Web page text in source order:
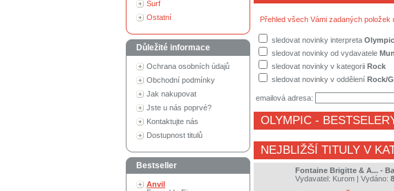
Surf
Ostatní
Důležité informace
Ochrana osobních údajů
Obchodní podmínky
Jak nakupovat
Jste u nás poprvé?
Kontaktujte nás
Dostupnost titulů
Bestseller
Anvil
Přehled všech Vámi zadaných položek
sledovat novinky interpreta Olympic
sledovat novinky od vydavatele
sledovat novinky v kategorii Rock
sledovat novinky v oddělení Rock/
emailová adresa:
OLYMPIC -
NEJBLIŽŠÍ TITULY V
Fontaine Brigitte & A... -
Vydavatel: Kurom | Vydáno: